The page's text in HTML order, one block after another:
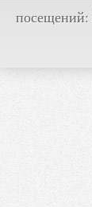
посещений: